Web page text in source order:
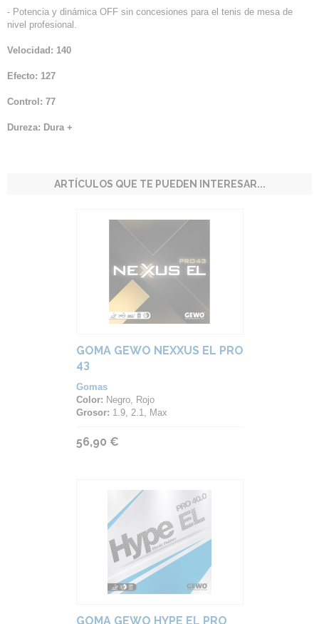
- Potencia y dinámica OFF sin concesiones para el tenis de mesa de
nivel profesional.
Velocidad: 140
Efecto: 127
Control: 77
Dureza: Dura +
ARTÍCULOS QUE TE PUEDEN INTERESAR...
GOMA GEWO NEXXUS EL PRO
43
Gomas
Color: Negro, Rojo
Grosor: 1.9, 2.1, Max
56,90 €
GOMA GEWO HYPE EL PRO